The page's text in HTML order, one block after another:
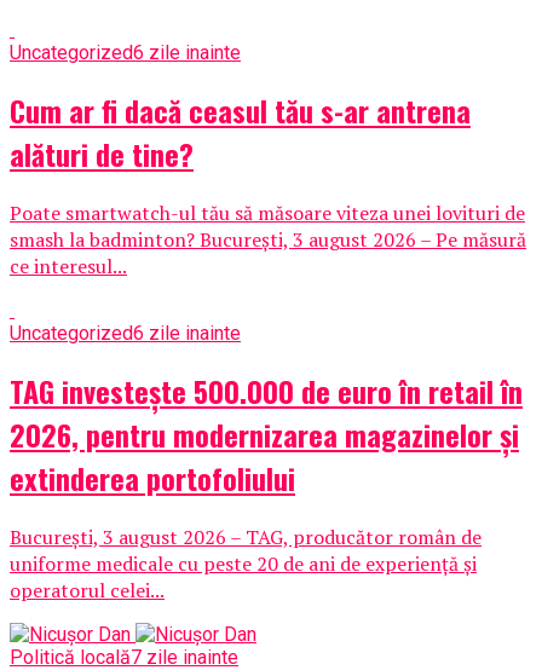
Uncategorized6 zile inainte
Cum ar fi dacă ceasul tău s-ar antrena
alături de tine?
Poate smartwatch-ul tău să măsoare viteza unei lovituri de
smash la badminton? București, 3 august 2026 – Pe măsură
ce interesul...
Uncategorized6 zile inainte
TAG investește 500.000 de euro în retail în
2026, pentru modernizarea magazinelor și
extinderea portofoliului
București, 3 august 2026 – TAG, producător român de
uniforme medicale cu peste 20 de ani de experiență și
operatorul celei...
Politică locală7 zile inainte